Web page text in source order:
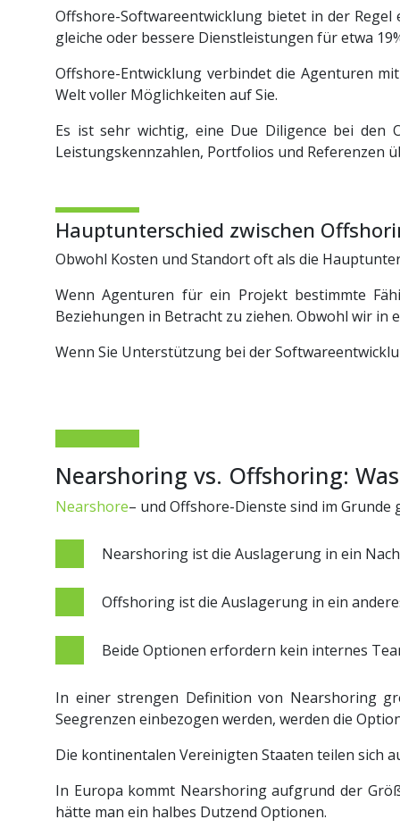
Offshore-Softwareentwicklung bietet in der
gleiche oder bessere Dienstleistungen für etwa
Offshore-Entwicklung verbindet die Agenturen
Welt voller Möglichkeiten auf Sie.
Es ist sehr wichtig, eine Due Diligence bei den
Leistungskennzahlen, Portfolios und Referenzen
Hauptunterschied zwischen
Obwohl Kosten und Standort oft als die
Wenn Agenturen für ein Projekt bestimmte
Beziehungen in Betracht zu ziehen. Obwohl wir
Wenn Sie Unterstützung bei der
Nearshoring vs. Offshoring:
Nearshore– und Offshore-Dienste sind im Grunde
Nearshoring ist die Auslagerung in ein
Offshoring ist die Auslagerung in ein
Beide Optionen erfordern kein internes
In einer strengen Definition von Nearshoring
Seegrenzen einbezogen werden, werden die
Die kontinentalen Vereinigten Staaten teilen sich
In Europa kommt Nearshoring aufgrund der
hätte man ein halbes Dutzend Optionen.